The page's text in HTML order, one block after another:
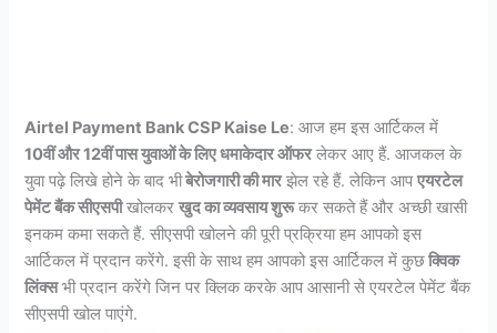
Airtel Payment Bank CSP Kaise Le: आज हम इस आर्टिकल में
10वीं और 12वीं पास युवाओं के लिए धमाकेदार ऑफरलेकर आए हैं. आजकल के
युवा पढ़े लिखे होने के बाद भीबेरोजगारी की मारझेल रहे हैं. लेकिन आपएयरटेल
पेमेंट बैंक सीएसपीखोलकरखुद का व्यवसाय शुरूकर सकते हैं और अच्छी खासी
इनकम कमा सकते हैं. सीएसपी खोलने की पूरी प्रक्रिया हम आपको इस
आर्टिकल में प्रदान करेंगे. इसी के साथ हम आपको इस आर्टिकल में कुछक्विक
लिंक्सभी प्रदान करेंगे जिन पर क्लिक करके आप आसानी से एयरटेल पेमेंट बैंक
सीएसपी खोल पाएंगे.